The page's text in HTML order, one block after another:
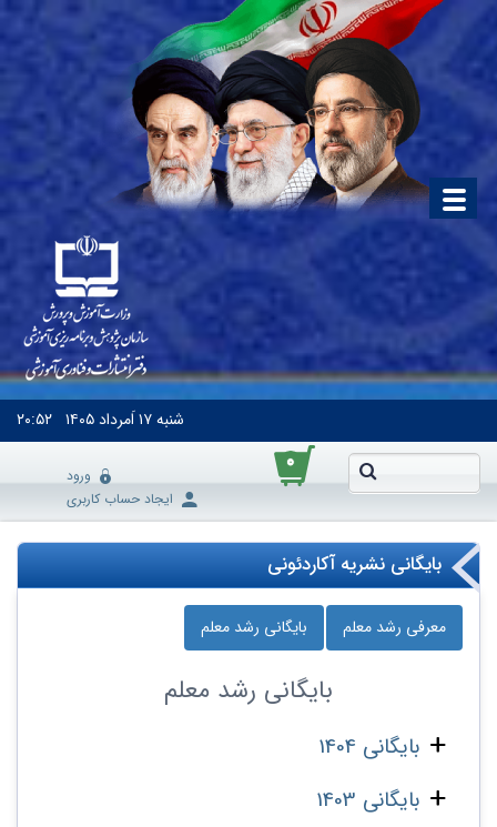
شنبه۱۷ اَمرداد ۱۴۰۵ ۲۰:۵۲
۰
ورود
ایجاد حساب کاربری
بایگانی نشریه آکاردئونی
معرفی رشد معلم بایگانی رشد معلم
بایگانی رشد معلم
بایگانی 1404
بایگانی 1403